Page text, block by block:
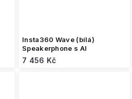
Insta360 Wave (bílá)
Speakerphone s AI
7 456 Kč